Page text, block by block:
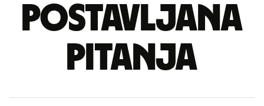
postavljana
pitanja